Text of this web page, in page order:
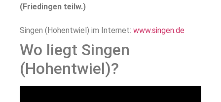
(Friedingen teilw.)
Singen (Hohentwiel) im Internet: www.singen.de
Wo liegt Singen
(Hohentwiel)?